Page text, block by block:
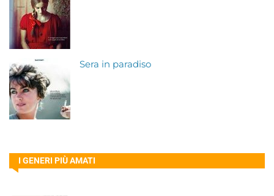
Sera in paradiso
I GENERI PIÙ AMATI